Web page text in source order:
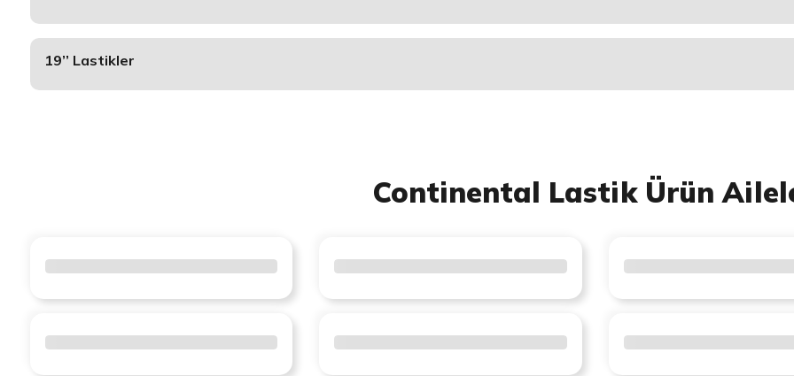
19’’ Lastikler
Continental Lastik Ürün